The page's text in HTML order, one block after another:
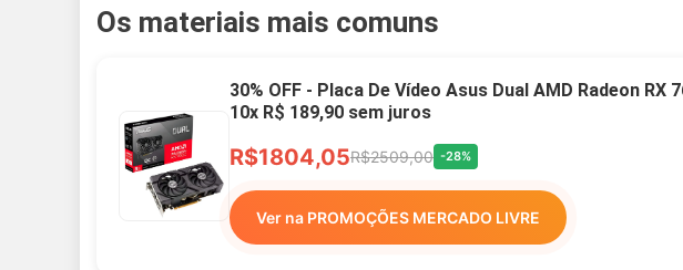
Os materiais mais comuns
30% OFF - Placa De Vídeo Asus Dual AMD Radeon RX
10x R$ 189,90 sem juros
R$1804,05R$2509,00 -28%
Ver na PROMOÇÕES MERCADO LIVRE